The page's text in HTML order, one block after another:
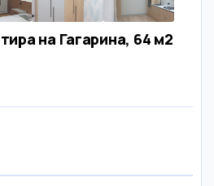
на Гагарина, 64 м2